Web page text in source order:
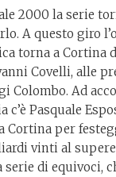
2000 la serie
A questo giro
torna a Cortina
Covelli, alle
Colombo. Ad
c’è Pasquale
Cortina per
vinti al
di equivoci,